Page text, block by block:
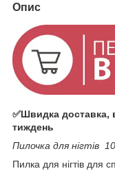
Опис
✅Швидка доставка,
тиждень
Пилочка для нігтів
Пилка для нігтів для